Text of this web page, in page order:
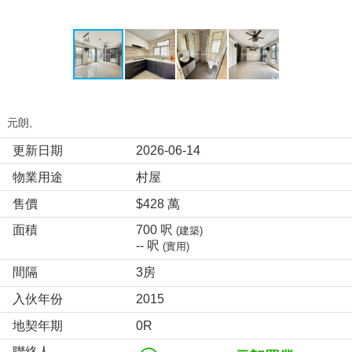
元朗,
更新日期
2026-06-14
物業用途
村屋
售價
$428 萬
面積
700 呎 (建築)
-- 呎 (實用)
間隔
3房
入伙年份
2015
地契年期
0R